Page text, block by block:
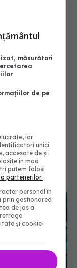
măsurători
de pe
iar
unici
accesate de și
în mod
putem folosi
partenerilor.
personal în
prin gestionarea
de jos a
și cookie-